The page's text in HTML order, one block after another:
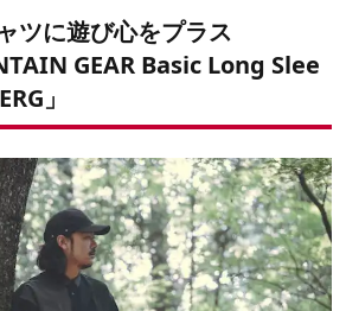
ツに遊び心をプラス
GEAR Basic Long Slee
」